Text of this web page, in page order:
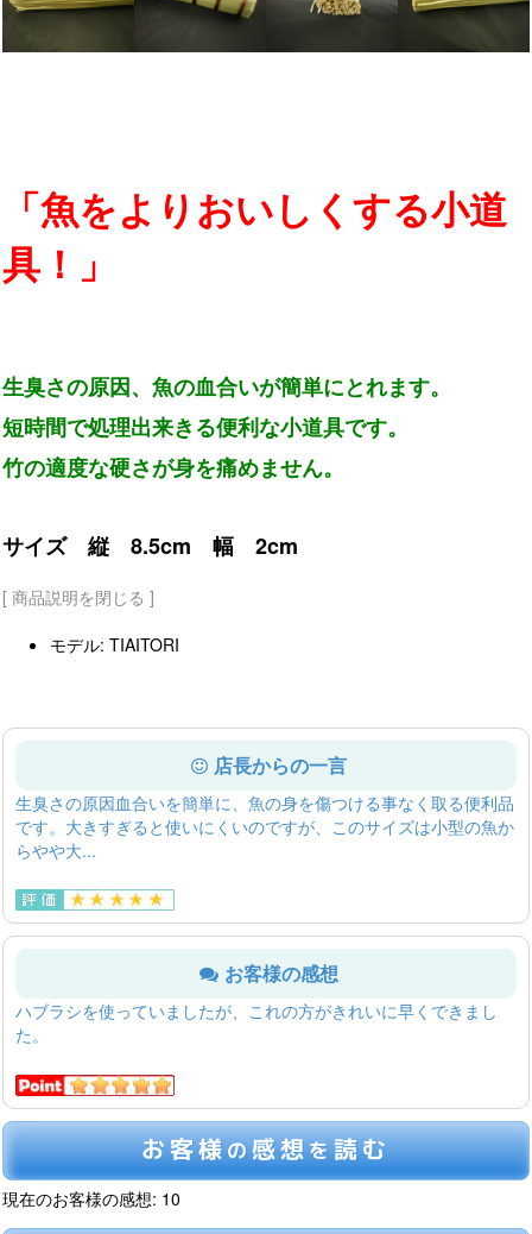
「魚をよりおいしくする小道
具！」
生臭さの原因、魚の血合いが簡単にとれます。
短時間で処理出来きる便利な小道具です。
竹の適度な硬さが身を痛めません。
サイズ 縦 8.5cm 幅 2cm
[ 商品説明を閉じる ]
モデル: TIAITORI
店長からの一言
生臭さの原因血合いを簡単に、魚の身を傷つける事なく取る便利品
です。大きすぎると使いにくいのですが、このサイズは小型の魚か
らやや大...
お客様の感想
ハブラシを使っていましたが、これの方がきれいに早くできまし
た。
お客様の感想を読む
現在のお客様の感想: 10